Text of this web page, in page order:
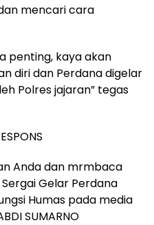
mencari cara
penting, kaya akan
diri dan Perdana digelar
Polres jajaran” tegas
Anda dan mrmbaca
Gelar Perdana
Humas pada media
SUMARNO